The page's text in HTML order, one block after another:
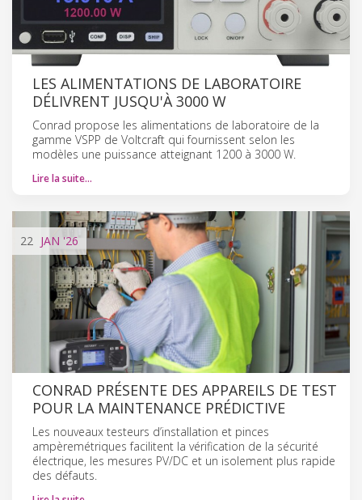
LES ALIMENTATIONS DE LABORATOIRE
DÉLIVRENT JUSQU'À 3000 W
Conrad propose les alimentations de laboratoire de la
gamme VSPP de Voltcraft qui fournissent selon les
modèles une puissance atteignant 1200 à 3000 W.
Lire la suite…
22 JAN '26
CONRAD PRÉSENTE DES APPAREILS DE TEST
POUR LA MAINTENANCE PRÉDICTIVE
Les nouveaux testeurs d’installation et pinces
ampèremétriques facilitent la vérification de la sécurité
électrique, les mesures PV/DC et un isolement plus rapide
des défauts.